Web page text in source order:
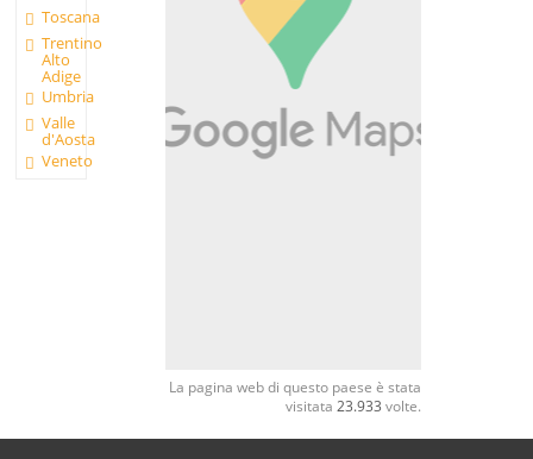
Toscana
Trentino
Alto
Adige
Umbria
Valle
d'Aosta
Veneto
La pagina web di questo paese è stata
visitata 23.933 volte.